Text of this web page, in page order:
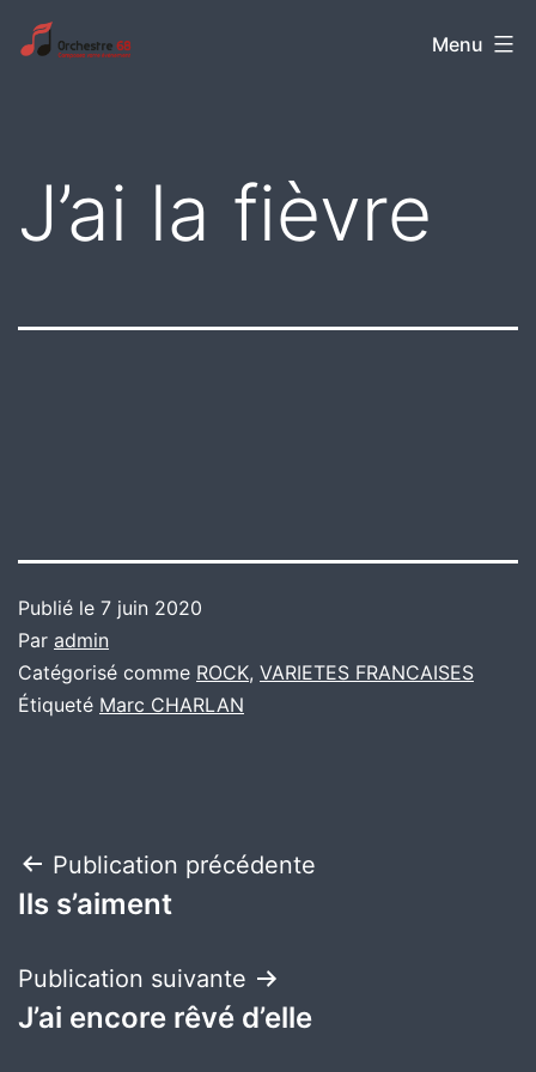
Aller
auOrchestre
Menu
J’ai la fièvre
Publié le 7 juin 2020
Par admin
Catégorisé comme ROCK, VARIETES FRANCAISES
Étiqueté Marc CHARLAN
Navigation
de
l’article
Publication précédente
Ils s’aiment
Publication suivante
J’ai encore rêvé d’elle